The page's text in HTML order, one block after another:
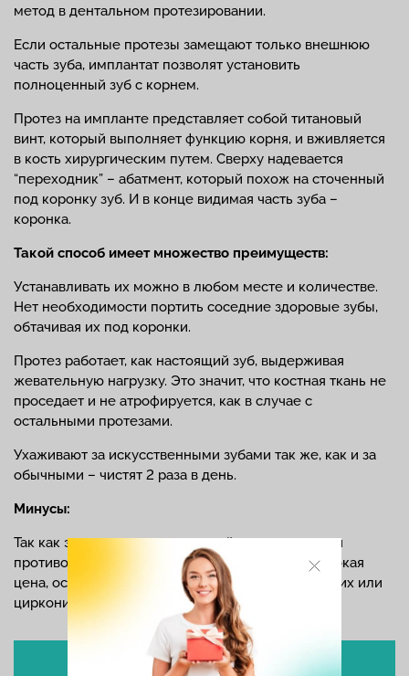
метод в дентальном протезировании.
Если остальные протезы замещают только внешнюю
часть зуба, имплантат позволят установить
полноценный зуб с корнем.
Протез на импланте представляет собой титановый
винт, который выполняет функцию корня, и вживляется
в кость хирургическим путем. Сверху надевается
“переходник” – абатмент, который похож на сточенный
под коронку зуб. И в конце видимая часть зуба –
коронка.
Такой способ имеет множество преимуществ:
Устанавливать их можно в любом месте и количестве.
Нет необходимости портить соседние здоровые зубы,
обтачивая их под коронки.
Протез работает, как настоящий зуб, выдерживая
жевательную нагрузку. Это значит, что костная ткань не
проседает и не атрофируется, как в случае с
остальными протезами.
Ухаживают за искусственными зубами так же, как и за
обычными – чистят 2 раза в день.
Минусы:
Так как это метод хирургический, у него имеются
противопоказания. Возможны осложнения. Высокая
цена, особенно при устанавливании керамических или
циркониевых коронок.